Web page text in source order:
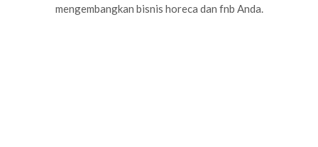
mengembangkan bisnis horeca dan fnb Anda.